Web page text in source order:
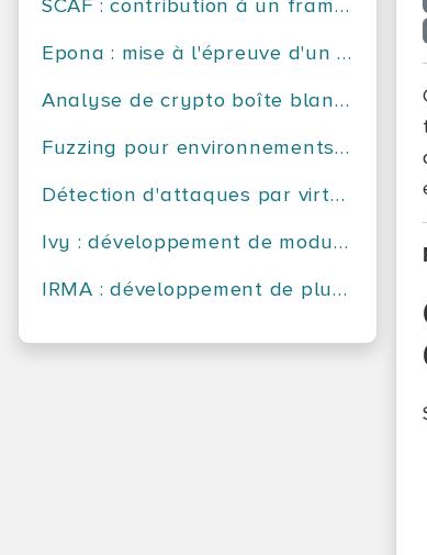
SCAF : contribution à un framework d'analyse de code source
Epona : mise à l'épreuve d'un outil d'obfuscation
Analyse de crypto boîte blanche
Fuzzing pour environnements mobiles
Détection d'attaques par virtualisation
Ivy : développement de modules avancés pour un scanner Internet distribué
IRMA : développement de plugins d'analyse en python